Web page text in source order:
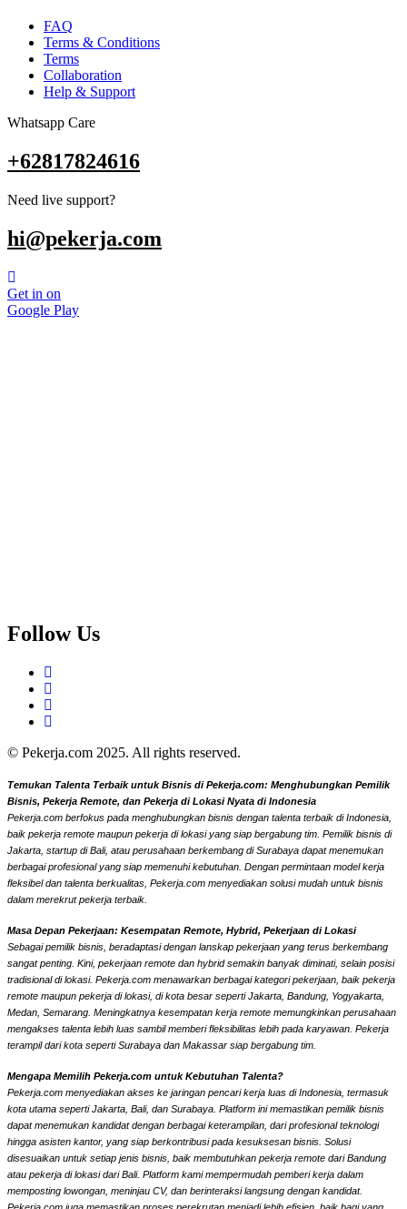
FAQ
Terms & Conditions
Terms
Collaboration
Help & Support
Whatsapp Care
+62817824616
Need live support?
hi@pekerja.com
Get in on
Google Play
Follow Us
© Pekerja.com 2025. All rights reserved.
Temukan Talenta Terbaik untuk Bisnis di Pekerja.com: Menghubungkan Pemilik
Bisnis, Pekerja Remote, dan Pekerja di Lokasi Nyata di Indonesia
Pekerja.com berfokus pada menghubungkan bisnis dengan talenta terbaik di Indonesia,
baik pekerja remote maupun pekerja di lokasi yang siap bergabung tim. Pemilik bisnis di
Jakarta, startup di Bali, atau perusahaan berkembang di Surabaya dapat menemukan
berbagai profesional yang siap memenuhi kebutuhan. Dengan permintaan model kerja
fleksibel dan talenta berkualitas, Pekerja.com menyediakan solusi mudah untuk bisnis
dalam merekrut pekerja terbaik.
Masa Depan Pekerjaan: Kesempatan Remote, Hybrid, Pekerjaan di Lokasi
Sebagai pemilik bisnis, beradaptasi dengan lanskap pekerjaan yang terus berkembang
sangat penting. Kini, pekerjaan remote dan hybrid semakin banyak diminati, selain posisi
tradisional di lokasi. Pekerja.com menawarkan berbagai kategori pekerjaan, baik pekerja
remote maupun pekerja di lokasi, di kota besar seperti Jakarta, Bandung, Yogyakarta,
Medan, Semarang. Meningkatnya kesempatan kerja remote memungkinkan perusahaan
mengakses talenta lebih luas sambil memberi fleksibilitas lebih pada karyawan. Pekerja
terampil dari kota seperti Surabaya dan Makassar siap bergabung tim.
Mengapa Memilih Pekerja.com untuk Kebutuhan Talenta?
Pekerja.com menyediakan akses ke jaringan pencari kerja luas di Indonesia, termasuk
kota utama seperti Jakarta, Bali, dan Surabaya. Platform ini memastikan pemilik bisnis
dapat menemukan kandidat dengan berbagai keterampilan, dari profesional teknologi
hingga asisten kantor, yang siap berkontribusi pada kesuksesan bisnis. Solusi
disesuaikan untuk setiap jenis bisnis, baik membutuhkan pekerja remote dari Bandung
atau pekerja di lokasi dari Bali. Platform kami mempermudah pemberi kerja dalam
memposting lowongan, meninjau CV, dan berinteraksi langsung dengan kandidat.